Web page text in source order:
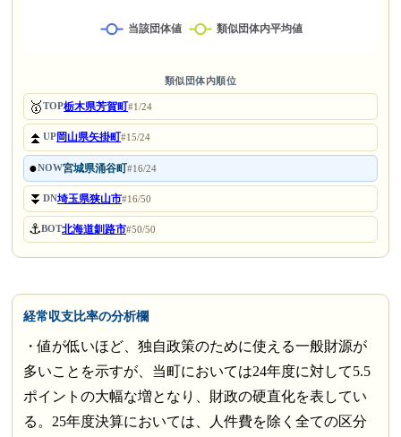
類似団体内順位
🥇TOP栃木県芳賀町#1/24
⏫UP岡山県矢掛町#15/24
●NOW宮城県涌谷町#16/24
⏬DN埼玉県狭山市#16/50
⚓BOT北海道釧路市#50/50
経常収支比率の分析欄
・値が低いほど、独自政策のために使える一般財源が
多いことを示すが、当町においては24年度に対して5.5
ポイントの大幅な増となり、財政の硬直化を表してい
る。25年度決算においては、人件費を除く全ての区分